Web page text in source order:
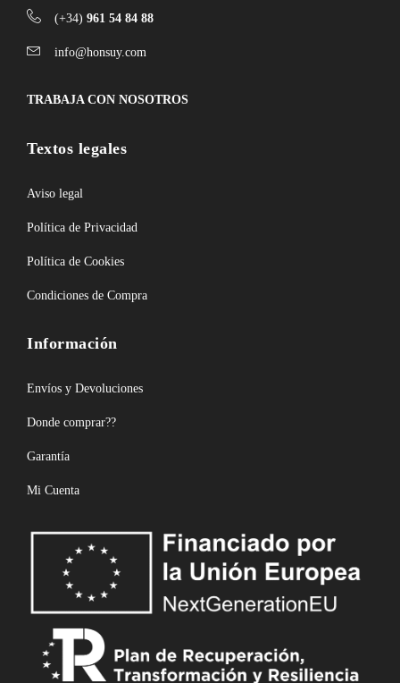
(+34) 961 54 84 88
info@honsuy.com
TRABAJA CON NOSOTROS
Textos legales
Aviso legal
Política de Privacidad
Política de Cookies
Condiciones de Compra
Información
Envíos y Devoluciones
Donde comprar??
Garantía
Mi Cuenta